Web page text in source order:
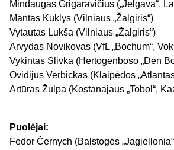
Mindaugas Grigaravičius („Jelgava“,
Mantas Kuklys (Vilniaus „Žalgiris“)
Vytautas Lukša (Vilniaus „Žalgiris“)
Arvydas Novikovas (VfL „Bochum“,
Vykintas Slivka (Hertogenboso „Den
Ovidijus Verbickas (Klaipėdos
Artūras Žulpa (Kostanajaus „Tobol“,
Puolėjai:
Fedor Černych (Balstogės